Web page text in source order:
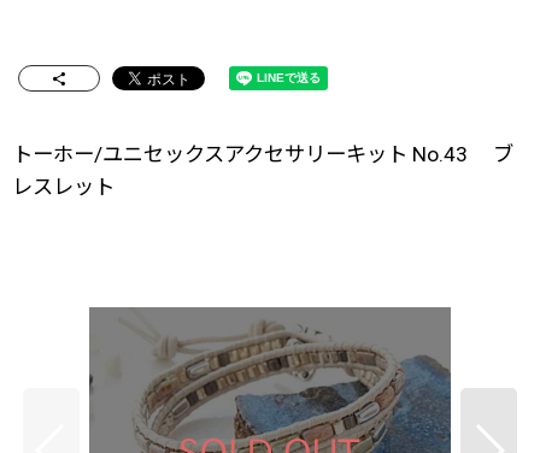
トーホー/ユニセックスアクセサリーキット No.43 ブ
レスレット